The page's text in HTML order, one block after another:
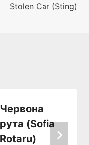
Stolen Car (Sting)
Червона
рута (Sofia
Rotaru)